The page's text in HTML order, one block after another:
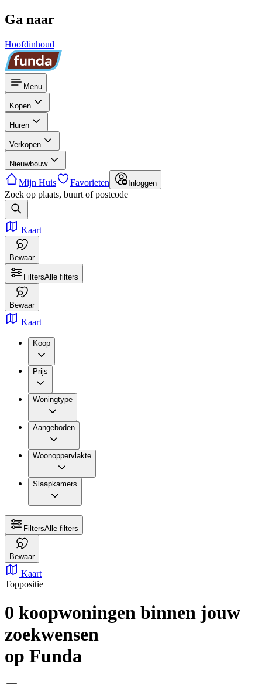
Ga naar
Hoofdinhoud
Menu
Kopen
Huren
Verkopen
Nieuwbouw
Mijn Huis Favorieten Inloggen
Zoek op plaats, buurt of postcode
Kaart
Bewaar
FiltersAlle filters
Bewaar
Kaart
Koop
Prijs
Woningtype
Aangeboden
Woonoppervlakte
Slaapkamers
FiltersAlle filters
Bewaar
Kaart
Toppositie
0 koopwoningen binnen jouw
zoekwensen
op Funda